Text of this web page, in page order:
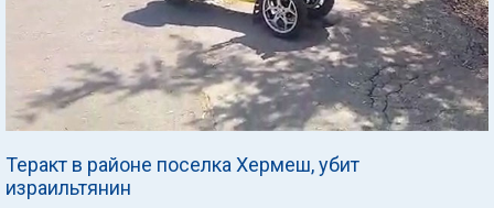
Теракт в районе поселка Хермеш, убит
израильтянин